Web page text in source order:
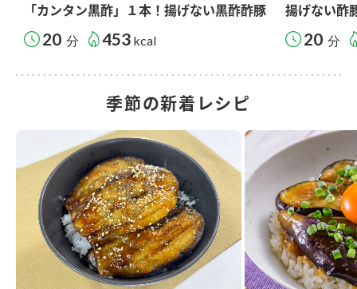
「カンタン黒酢」１本！揚げない黒酢酢豚
20 分 453 kcal
揚げない酢
20 分
季節の新着レシピ